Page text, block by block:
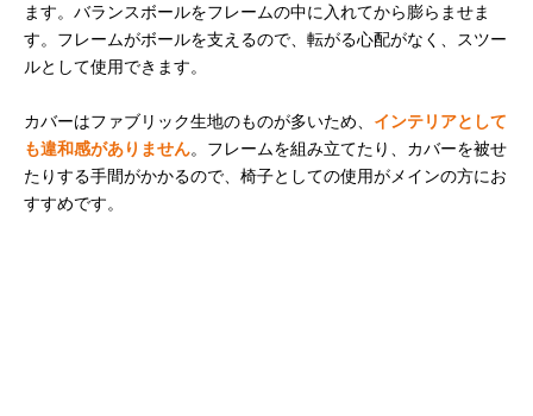
ます。バランスボールをフレームの中に入れてから膨らませま
す。フレームがボールを支えるので、転がる心配がなく、スツー
ルとして使用できます。
カバーはファブリック生地のものが多いため、 インテリアとして
も違和感がありません。フレームを組み立てたり、カバーを被せ
たりする手間がかかるので、椅子としての使用がメインの方にお
すすめです。